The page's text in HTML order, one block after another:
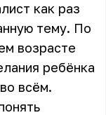
как раз
тему. По
возрасте
ребёнка
всём.